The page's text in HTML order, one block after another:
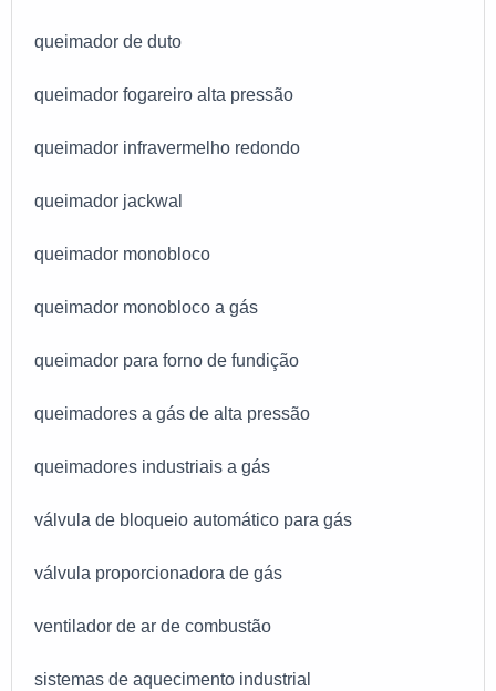
queimador de duto
queimador fogareiro alta pressão
queimador infravermelho redondo
queimador jackwal
queimador monobloco
queimador monobloco a gás
queimador para forno de fundição
queimadores a gás de alta pressão
queimadores industriais a gás
válvula de bloqueio automático para gás
válvula proporcionadora de gás
ventilador de ar de combustão
sistemas de aquecimento industrial